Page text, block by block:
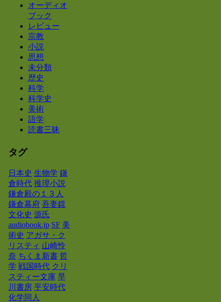
オーディオ
ブック
レビュー
宗教
小説
思想
未分類
歴史
科学
科学史
美術
語学
読書三昧
タグ
日本史 生物学 鎌
倉時代 推理小説
鎌倉殿の１３人
鎌倉幕府 吾妻鏡
文化史 源氏
audiobook.jp SF 美
術史 アガサ・ク
リスティ 山崎怜
奈 ちくま新書 哲
学 戦国時代 クリ
スティー文庫 早
川書房 平安時代
化学同人